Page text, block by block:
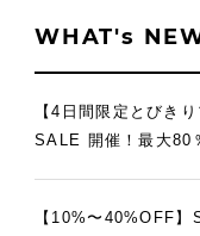
WHAT's
【4日間限定とびき
SALE 開催！最大80
【10%〜40%OFF